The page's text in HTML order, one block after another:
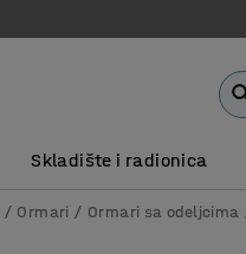
Skladište i radionica
Ormari Ormari sa odeljcima